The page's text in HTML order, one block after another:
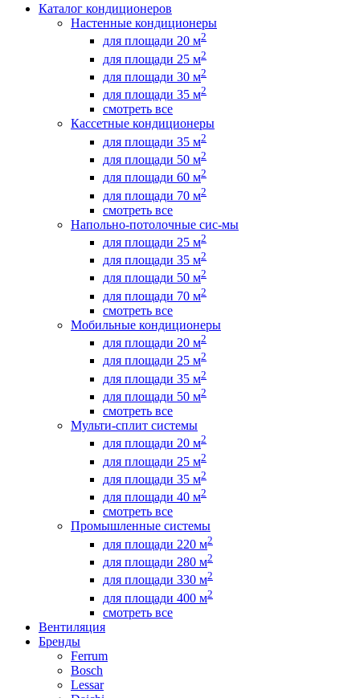
Каталог кондиционеров
Настенные кондиционеры
для площади 20 м2
для площади 25 м2
для площади 30 м2
для площади 35 м2
смотреть все
Кассетные кондиционеры
для площади 35 м2
для площади 50 м2
для площади 60 м2
для площади 70 м2
смотреть все
Напольно-потолочные сис-мы
для площади 25 м2
для площади 35 м2
для площади 50 м2
для площади 70 м2
смотреть все
Мобильные кондиционеры
для площади 20 м2
для площади 25 м2
для площади 35 м2
для площади 50 м2
смотреть все
Мульти-сплит системы
для площади 20 м2
для площади 25 м2
для площади 35 м2
для площади 40 м2
смотреть все
Промышленные системы
для площади 220 м2
для площади 280 м2
для площади 330 м2
для площади 400 м2
смотреть все
Вентиляция
Бренды
Ferrum
Bosch
Lessar